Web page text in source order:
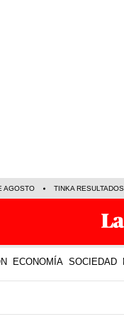
AGOSTO TINKA RESULTADOS
ECONOMÍA SOCIEDAD